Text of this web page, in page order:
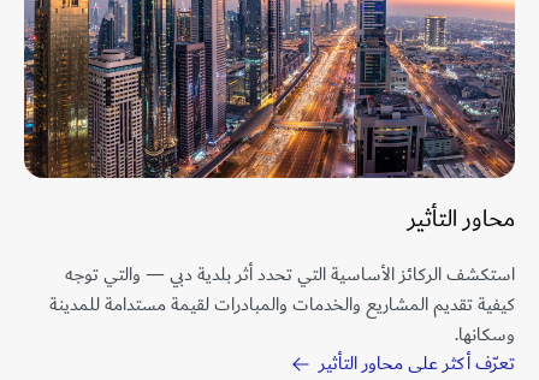
محاور التأثير
استكشف الركائز الأساسية التي تحدد أثر بلدية دبي — والتي توجه
كيفية تقديم المشاريع والخدمات والمبادرات لقيمة مستدامة للمدينة
وسكانها.
تعرّف أكثر على محاور التأثير